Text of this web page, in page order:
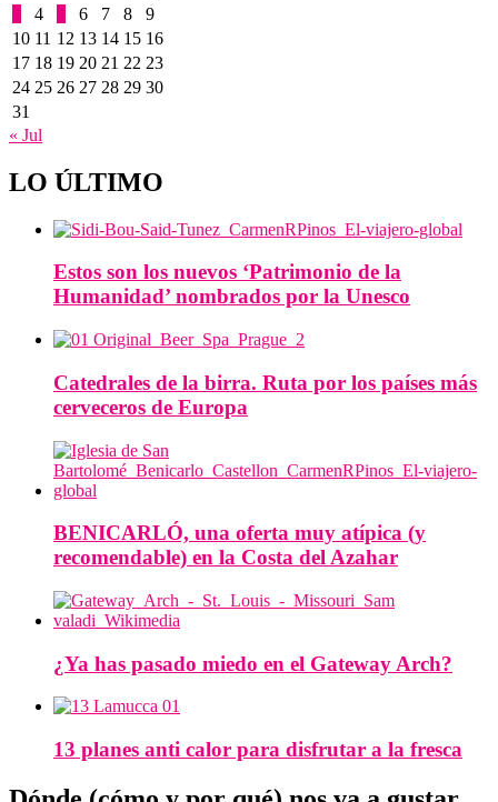
4 6 7 8
9
10 11 12 13 14 15 16
17 18 19 20 21 22 23
24 25 26 27 28 29 30
31
« Jul
LO ÚLTIMO
Estos son los nuevos ‘Patrimonio de la
Humanidad’ nombrados por la Unesco
Catedrales de la birra. Ruta por los países más
cerveceros de Europa
BENICARLÓ, una oferta muy atípica (y
recomendable) en la Costa del Azahar
¿Ya has pasado miedo en el Gateway Arch?
13 planes anti calor para disfrutar a la fresca